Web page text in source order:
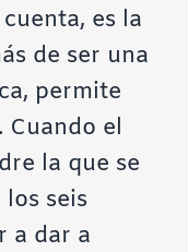
es la
de ser una
permite
el
la que se
seis
a dar a